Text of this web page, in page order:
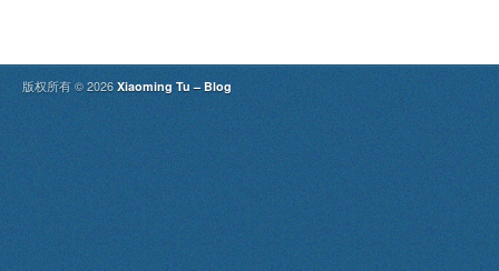
版权所有 © 2026 Xiaoming Tu – Blog